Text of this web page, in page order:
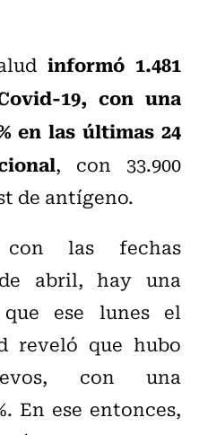
informó 1.481
19, con una
en las últimas 24
, con 33.900
de antígeno.
las fechas
abril, hay una
ese lunes el
reveló que hubo
con una
En ese entonces,